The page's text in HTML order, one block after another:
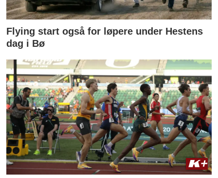
Flying start også for løpere under Hestens
dag i Bø